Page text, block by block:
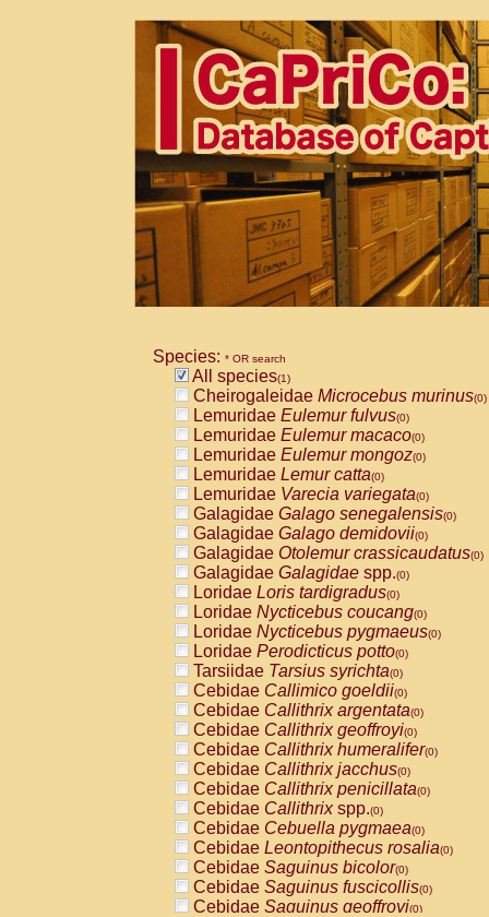
Species: * OR search
All species(1)
Cheirogaleidae Microcebus murinus(0)
Lemuridae Eulemur fulvus(0)
Lemuridae Eulemur macaco(0)
Lemuridae Eulemur mongoz(0)
Lemuridae Lemur catta(0)
Lemuridae Varecia variegata(0)
Galagidae Galago senegalensis(0)
Galagidae Galago demidovii(0)
Galagidae Otolemur crassicaudatus(0)
Galagidae Galagidae spp.(0)
Loridae Loris tardigradus(0)
Loridae Nycticebus coucang(0)
Loridae Nycticebus pygmaeus(0)
Loridae Perodicticus potto(0)
Tarsiidae Tarsius syrichta(0)
Cebidae Callimico goeldii(0)
Cebidae Callithrix argentata(0)
Cebidae Callithrix geoffroyi(0)
Cebidae Callithrix humeralifer(0)
Cebidae Callithrix jacchus(0)
Cebidae Callithrix penicillata(0)
Cebidae Callithrixspp.(0)
Cebidae Cebuella pygmaea(0)
Cebidae Leontopithecus rosalia(0)
Cebidae Saguinus bicolor(0)
Cebidae Saguinus fuscicollis(0)
Cebidae Saguinus geoffroyi(0)